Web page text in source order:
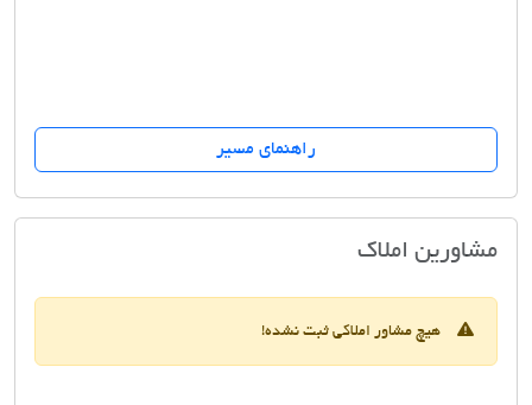
راهنمای مسیر
مشاورین املاکمسکن اسکان آفریقا
هیچ مشاور املاکی ثبت نشده!